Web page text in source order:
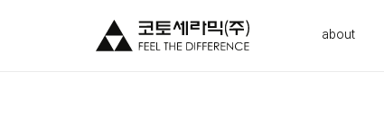
about